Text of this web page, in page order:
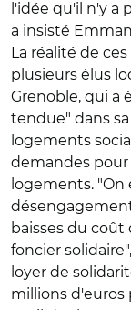
l'idée qu'il n'y a
a insisté
La réalité de
plusieurs élus
Grenoble, qui a
tendue" dans
logements
demandes
logements. "On
baisses du
foncier
loyer de
millions d'euros